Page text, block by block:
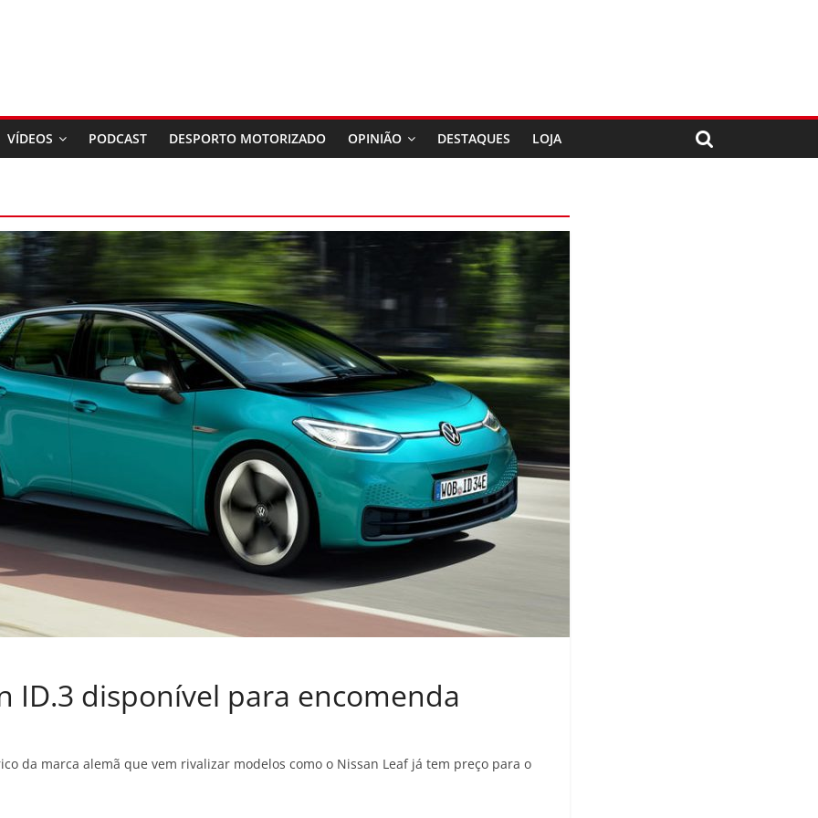
VÍDEOS PODCAST DESPORTO MOTORIZADO OPINIÃO DESTAQUES LOJA
ID.3 disponível para encomenda
da marca alemã que vem rivalizar modelos como o Nissan Leaf já tem preço para o